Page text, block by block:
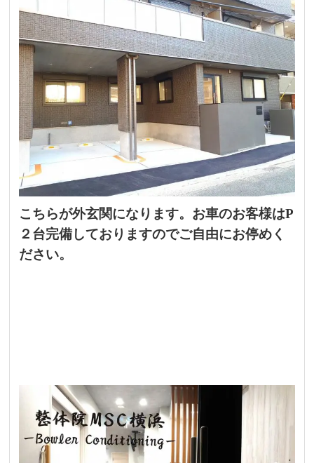
こちらが外玄関になります。お車のお客様はP
２台完備しておりますのでご自由にお停めく
ださい。